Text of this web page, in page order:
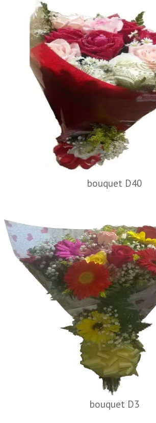
bouquet D40
bouquet D3